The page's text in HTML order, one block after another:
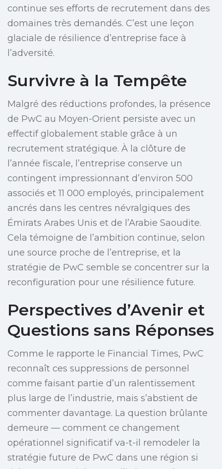
continue ses efforts de recrutement dans des
domaines très demandés. C’est une leçon
glaciale de résilience d’entreprise face à
l’adversité.
Survivre à la Tempête
Malgré des réductions profondes, la présence
de PwC au Moyen-Orient persiste avec un
effectif globalement stable grâce à un
recrutement stratégique. À la clôture de
l’année fiscale, l’entreprise conserve un
contingent impressionnant d’environ 500
associés et 11 000 employés, principalement
ancrés dans les centres névralgiques des
Émirats Arabes Unis et de l’Arabie Saoudite.
Cela témoigne de l’ambition continue, selon
une source proche de l’entreprise, et la
stratégie de PwC semble se concentrer sur la
reconfiguration pour une résilience future.
Perspectives d’Avenir et
Questions sans Réponses
Comme le rapporte le Financial Times, PwC
reconnaît ces suppressions de personnel
comme faisant partie d’un ralentissement
plus large de l’industrie, mais s’abstient de
commenter davantage. La question brûlante
demeure — comment ce changement
opérationnel significatif va-t-il remodeler la
stratégie future de PwC dans une région si